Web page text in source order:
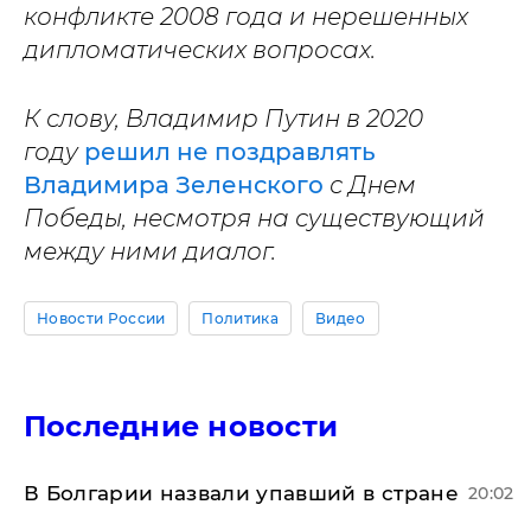
конфликте 2008 года и нерешенных
дипломатических вопросах.
К слову, Владимир Путин в 2020
году решил не поздравлять
Владимира Зеленского с Днем
Победы, несмотря на существующий
между ними диалог.
Новости России Политика Видео
Последние новости
В Болгарии назвали упавший в стране 20:02